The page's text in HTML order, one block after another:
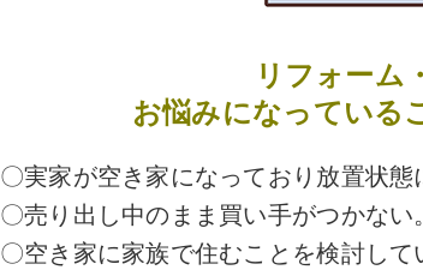
リフォーム
お悩みになっている
〇実家が空き家になっており放置状態
〇売り出し中のまま買い手がつかない。
〇空き家に家族で住むことを検討し